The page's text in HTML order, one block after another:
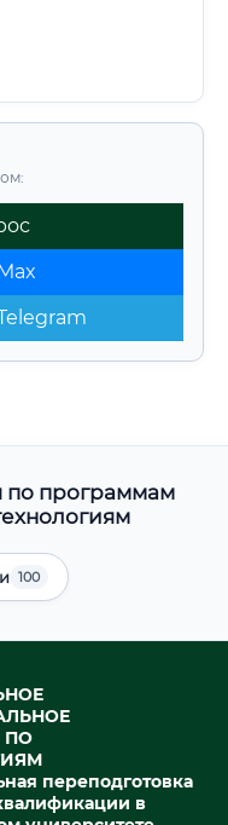
по программам
100
ПО
переподготовка
в